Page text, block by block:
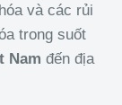
và các rủi
trong suốt
Nam đến địa